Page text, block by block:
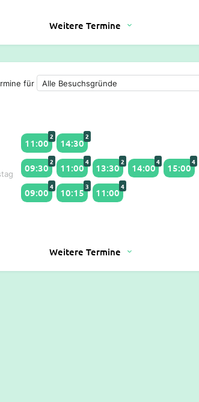
Weitere Termine
für
11:00
2
14:30
2
09:30
2
11:00
4
13:30
2
14:00
4
15:00
4
09:00
4
10:15
3
11:00
4
Weitere Termine